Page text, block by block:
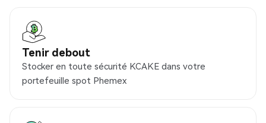
Tenir debout
Stocker en toute sécurité KCAKE dans votre
portefeuille spot Phemex